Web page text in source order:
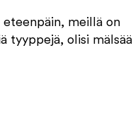
meillä on
tyyppejä, olisi mälsää